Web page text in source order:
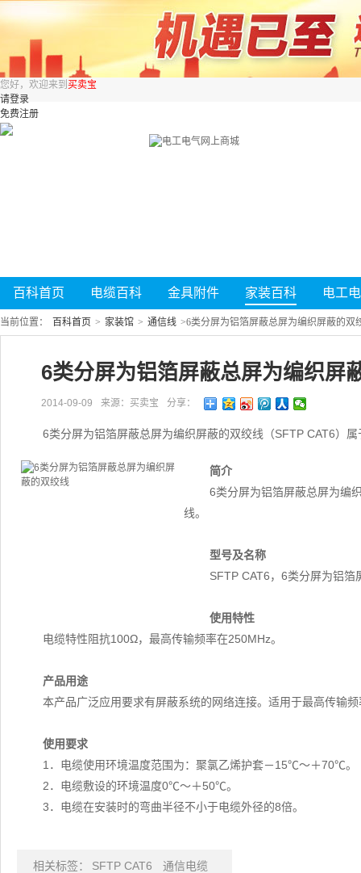
您好，欢迎来到 买卖宝
请登录
免费注册
百科首页 电缆百科 金具附件 家装百科 电工
当前位置： 百科首页 > 家装馆 > 通信线 >6类分屏为铝箔屏蔽总屏为编织屏蔽的双
6类分屏为铝箔屏蔽总屏为编织屏
2014-09-09 来源：买卖宝 分享：
6类分屏为铝箔屏蔽总屏为编织屏蔽的双绞线（SFTP CAT6）
简介
6类分屏为铝箔屏蔽总屏为编
线。
型号及名称
SFTP CAT6，6类分屏为铝
使用特性
电缆特性阻抗100Ω，最高传输频率在250MHz。
产品用途
本产品广泛应用要求有屏蔽系统的网络连接。适用于最高传输
使用要求
1．电缆使用环境温度范围为：聚氯乙烯护套－15℃～＋70℃。
2．电缆敷设的环境温度0℃～＋50℃。
3．电缆在安装时的弯曲半径不小于电缆外径的8倍。
相关标签： SFTP CAT6 通信电缆